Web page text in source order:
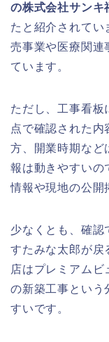
の株式会社サンキ
たと紹介されてい
売事業や医療関連
ています。
ただし、工事看板
点で確認された
方、開業時期など
報は動きやすいの
情報や現地の公開
少なくとも、確認
すたみな太郎が戻
店はプレミアム
の新築工事という
すいです。